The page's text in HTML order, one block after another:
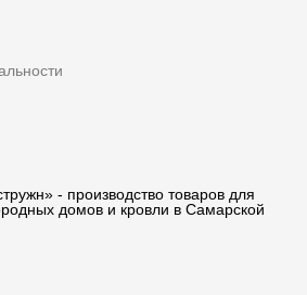
- производство товаров для
домов и кровли в Самарской